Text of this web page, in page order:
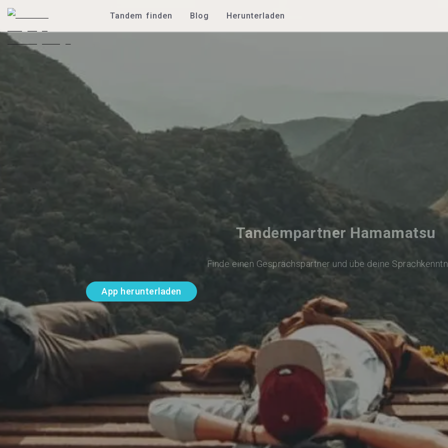
Tandem finden Blog Herunterladen
Tandempartner Hamamatsu
Finde einen Gesprächspartner und übe deine
App herunterladen